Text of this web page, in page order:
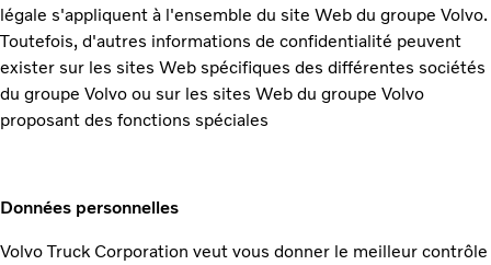
légale s'appliquent à l'ensemble du site Web du groupe Volvo.
Toutefois, d'autres informations de confidentialité peuvent
exister sur les sites Web spécifiques des différentes sociétés
du groupe Volvo ou sur les sites Web du groupe Volvo
proposant des fonctions spéciales
Données personnelles
Volvo Truck Corporation veut vous donner le meilleur contrôle